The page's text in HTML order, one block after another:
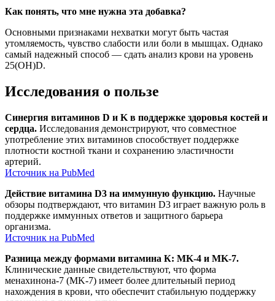
Как понять, что мне нужна эта добавка?
Основными признаками нехватки могут быть частая
утомляемость, чувство слабости или боли в мышцах. Однако
самый надежный способ — сдать анализ крови на уровень
25(OH)D.
Исследования о пользе
Синергия витаминов D и K в поддержке здоровья костей и
сердца. Исследования демонстрируют, что совместное
употребление этих витаминов способствует поддержке
плотности костной ткани и сохранению эластичности
артерий.
Источник на PubMed
Действие витамина D3 на иммунную функцию. Научные
обзоры подтверждают, что витамин D3 играет важную роль в
поддержке иммунных ответов и защитного барьера
организма.
Источник на PubMed
Разница между формами витамина К: MK-4 и MK-7.
Клинические данные свидетельствуют, что форма
менахинона-7 (MK-7) имеет более длительный период
нахождения в крови, что обеспечит стабильную поддержку